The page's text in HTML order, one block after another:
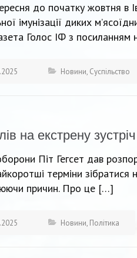
до початку жовтня в
імунізації диких
Голос ІФ з посиланням
Новини, Суспільство
на екстрену
Піт Гегсет дав
терміни зібратися
причин. Про це […]
Новини, Політика